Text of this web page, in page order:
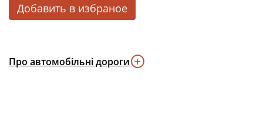
Добавить в избраное
Про автомобільні дороги